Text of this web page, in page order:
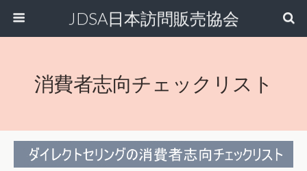
JDSA日本訪問販売協会
消費者志向チェックリスト